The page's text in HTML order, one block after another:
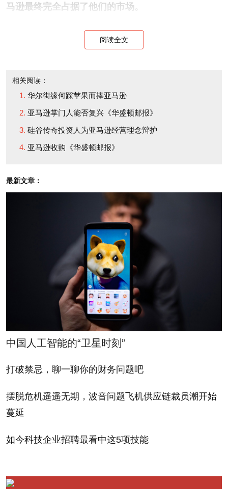
马逊最终完全占据了他们的市场。
对，没错，我同意你的说法。这是件大事，我们很
但《纽约客》（New Yorker）杂志的读者可能知
对，但绝大多数人，还有亚马逊的用户都不知道。
这种情况非常罕见。佳士得的价值和某些特许品牌
经历了250年的积淀。亚马逊为交易商建立了一个市
场，其中一些交易商有很好的品牌。我的第一反应
是：这对艺术品行当来说这实际上是件好事。鼓励人
们在网上购买艺术品对佳士得有利，因为我正在为佳
商机。我们的工作将是确保我们独家拥有那些人们想
买的艺术品。这个行业的实质仍然是委托，而在这方
面我们非常、非常在行。
那么对在线零售业务呢？
阅读全文
相关阅读：
华尔街缘何踩苹果而捧亚马逊
亚马逊掌门人能否复兴《华盛顿邮报》
硅谷传奇投资人为亚马逊经营理念辩护
亚马逊收购《华盛顿邮报》
最新文章：
中国人工智能的“卫星时刻”
打破禁忌，聊一聊你的财务问题吧
摆脱危机遥遥无期，波音问题飞机供应链裁员潮开始
蔓延
如今科技企业招聘最看中这5项技能